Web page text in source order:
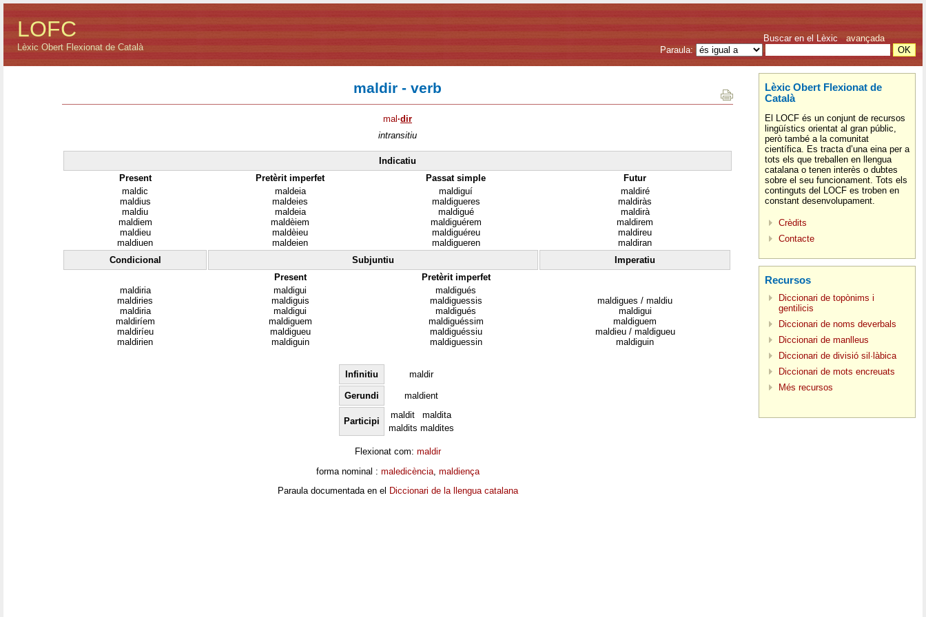
LOFC
Lèxic Obert Flexionat de Català
Buscar en el Lèxic avançada
Paraula:
maldir - verb
mal·dir
intransitiu
Indicatiu
Present
Pretèrit imperfet Passat simple
Futur
maldic
maldius
maldiu
maldiem
maldieu
maldiuen
maldeia
maldeies
maldeia
maldèiem
maldèieu
maldeien
maldiguí
maldigueres
maldigué
maldiguérem
maldiguéreu
maldigueren
maldiré
maldiràs
maldirà
maldirem
maldireu
maldiran
Condicional
Subjuntiu
Imperatiu
Present
Pretèrit imperfet
maldiria
maldiries
maldiria
maldiríem
maldiríeu
maldirien
maldigui
maldiguis
maldigui
maldiguem
maldigueu
maldiguin
maldigués
maldiguessis
maldigués
maldiguéssim
maldiguéssiu
maldiguessin
maldigues / maldiu
maldigui
maldiguem
maldieu / maldigueu
maldiguin
Infinitiu maldir
Gerundi maldient
Participi
maldit
maldita
maldits maldites
Flexionat com: maldir
forma nominal : maledicència, maldiença
Paraula documentada en el Diccionari de la llengua catalana
Lèxic Obert Flexionat de
Català
El LOCF és un conjunt de recursos
lingüístics orientat al gran públic,
però també a la comunitat
científica. Es tracta d’una eina per a
tots els que treballen en llengua
catalana o tenen interès o dubtes
sobre el seu funcionament. Tots els
continguts del LOCF es troben en
constant desenvolupament.
Crèdits
Contacte
Recursos
Diccionari de topònims i
gentilicis
Diccionari de noms deverbals
Diccionari de manlleus
Diccionari de divisió sil·làbica
Diccionari de mots encreuats
Més recursos